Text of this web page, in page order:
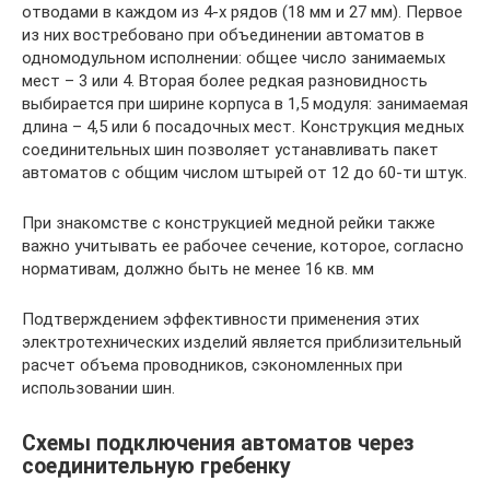
отводами в каждом из 4-х рядов (18 мм и 27 мм). Первое
из них востребовано при объединении автоматов в
одномодульном исполнении: общее число занимаемых
мест – 3 или 4. Вторая более редкая разновидность
выбирается при ширине корпуса в 1,5 модуля: занимаемая
длина – 4,5 или 6 посадочных мест. Конструкция медных
соединительных шин позволяет устанавливать пакет
автоматов с общим числом штырей от 12 до 60-ти штук.
При знакомстве с конструкцией медной рейки также
важно учитывать ее рабочее сечение, которое, согласно
нормативам, должно быть не менее 16 кв. мм
Подтверждением эффективности применения этих
электротехнических изделий является приблизительный
расчет объема проводников, сэкономленных при
использовании шин.
Схемы подключения автоматов через
соединительную гребенку